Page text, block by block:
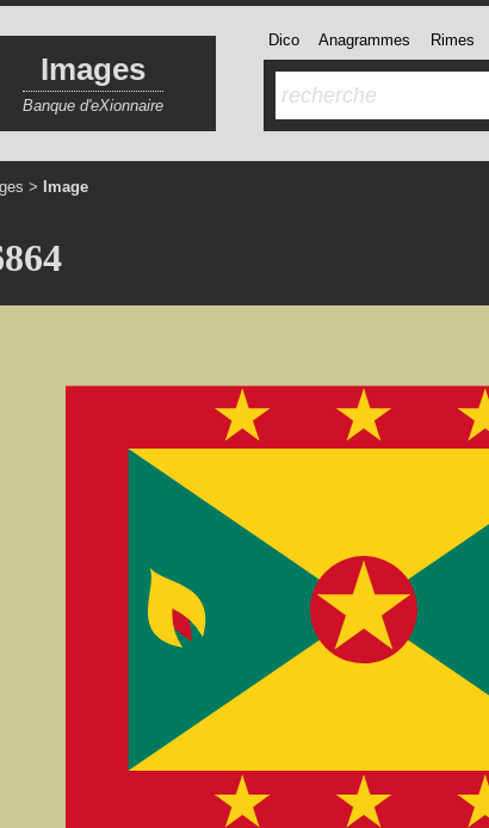
Images
Banque d'eXionnaire
Dico Anagrammes Rimes
> Image